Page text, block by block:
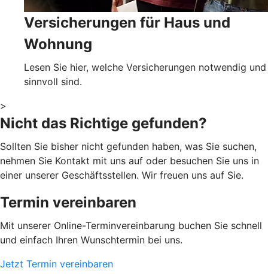
Versicherungen für Haus und
Wohnung
Lesen Sie hier, welche Versicherungen notwendig und
sinnvoll sind.
>
Nicht das Richtige gefunden?
Sollten Sie bisher nicht gefunden haben, was Sie suchen,
nehmen Sie Kontakt mit uns auf oder besuchen Sie uns in
einer unserer Geschäftsstellen. Wir freuen uns auf Sie.
Termin vereinbaren
Mit unserer Online-Terminvereinbarung buchen Sie schnell
und einfach Ihren Wunschtermin bei uns.
Jetzt Termin vereinbaren